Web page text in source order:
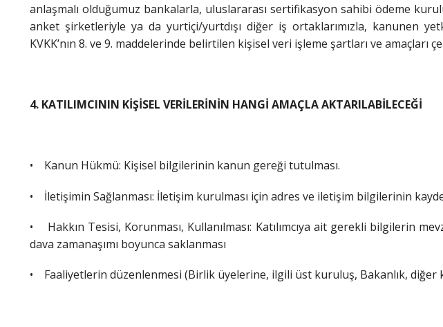
anlaşmalı olduğumuz bankalarla, uluslararası sertifikasyon sahibi ödeme
anket şirketleriyle ya da yurtiçi/yurtdışı diğer iş ortaklarımızla, kanunen
KVKK’nın 8. ve 9. maddelerinde belirtilen kişisel veri işleme şartları ve amaçları
4. KATILIMCININ KİŞİSEL VERİLERİNİN HANGİ AMAÇLA AKTARILABİLECEĞİ
• Kanun Hükmü: Kişisel bilgilerinin kanun gereği tutulması.
• İletişimin Sağlanması: İletişim kurulması için adres ve iletişim bilgilerinin
•
Hakkın Tesisi, Korunması, Kullanılması: Katılımcıya ait gerekli bilgilerin
dava zamanaşımı boyunca saklanması
• Faaliyetlerin düzenlenmesi (Birlik üyelerine, ilgili üst kuruluş, Bakanlık,